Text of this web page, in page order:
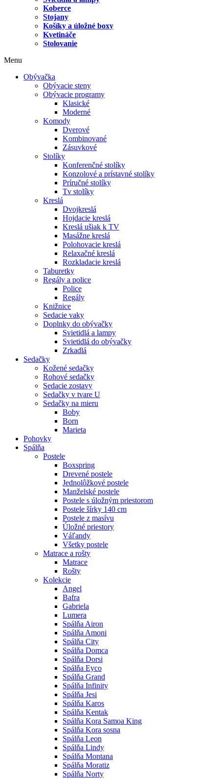
Koberce
Stojany
Košíky a úložné boxy
Kvetináče
Stolovanie
Menu
Obývačka
Obývacie steny
Obývacie programy
Klasické
Moderné
Komody
Dverové
Kombinované
Zásuvkové
Stolíky
Konferenčné stolíky
Konzolové a prístavné stolíky
Príručné stolíky
Tv stolíky
Kreslá
Dvojkreslá
Hojdacie kreslá
Kreslá ušiak k TV
Masážne kreslá
Polohovacie kreslá
Relaxačné kreslá
Rozkladacie kreslá
Taburetky
Regály a police
Police
Regály
Knižnice
Sedacie vaky
Doplnky do obývačky
Svietidlá a lampy
Svietidlá do obývačky
Zrkadlá
Sedačky
Kožené sedačky
Rohové sedačky
Sedacie zostavy
Sedačky v tvare U
Sedačky na mieru
Boby
Born
Marieta
Pohovky
Spálňa
Postele
Boxspring
Drevené postele
Jednolôžkové postele
Manželské postele
Postele s úložným priestorom
Postele šírky 140 cm
Postele z masívu
Úložné priestory
Váľandy
Všetky postele
Matrace a rošty
Matrace
Rošty
Kolekcie
Angel
Bafra
Gabriela
Lumera
Spálňa Airon
Spálňa Amoni
Spálňa City
Spálňa Domca
Spálňa Dorsi
Spálňa Eyco
Spálňa Grand
Spálňa Infinity
Spálňa Jesi
Spálňa Karos
Spálňa Kentak
Spálňa Kora Samoa King
Spálňa Kora sosna
Spálňa Leon
Spálňa Lindy
Spálňa Montana
Spálňa Moratiz
Spálňa Norty